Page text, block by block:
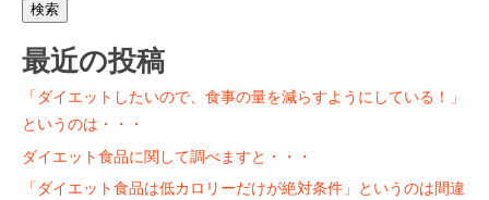
最近の投稿
「ダイエットしたいので、食事の量を減らすようにしている！」
というのは・・・
ダイエット食品に関して調べますと・・・
「ダイエット食品は低カロリーだけが絶対条件」というのは間違